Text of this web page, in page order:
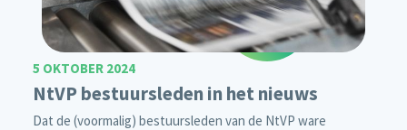
5 OKTOBER 2024
NtVP bestuursleden in het nieuws
Dat de (voormalig) bestuursleden van de NtVP ware